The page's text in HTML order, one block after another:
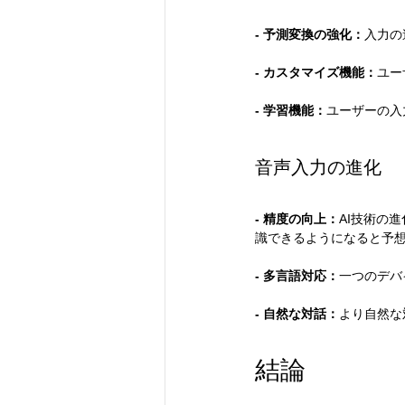
- 予測変換の強化： 入力
- カスタマイズ機能： ユー
- 学習機能： ユーザーの
音声入力の進化
- 精度の向上： AI技術の
識できるようになると予
- 多言語対応： 一つのデ
- 自然な対話： より自然
結論